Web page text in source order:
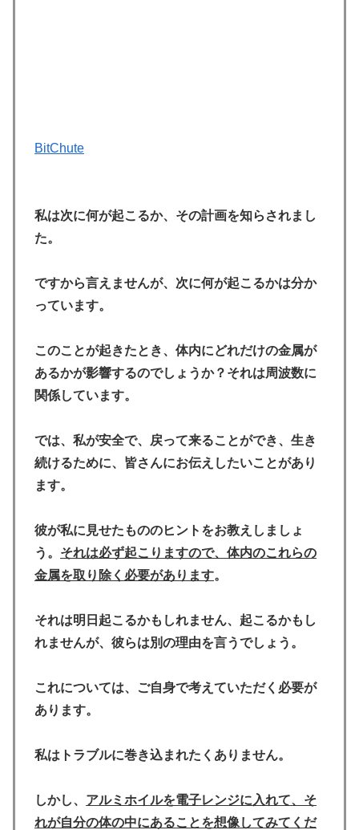
BitChute
私は次に何が起こるか、その計画を知らされまし
た。
ですから言えませんが、次に何が起こるかは分か
っています。
このことが起きたとき、体内にどれだけの金属が
あるかが影響するのでしょうか？それは周波数に
関係しています。
では、私が安全で、 戻って来ることができ、生き
続けるために、 皆さんにお伝えしたいことがあり
ます。
彼が私に見せたもののヒントをお教えしましょ
う。 それは必ず起こりますので、体内のこれらの
金属を取り除く必要があります。
それは明日起こるかもしれません、起こるかもし
れませんが、彼らは別の理由を言うでしょう。
これについては、ご自身で考えていただく必要が
あります。
私はトラブルに巻き込まれたくありません。
しかし、 アルミホイルを電子レンジに入れて、そ
れが自分の体の中にあることを想像してみてくだ